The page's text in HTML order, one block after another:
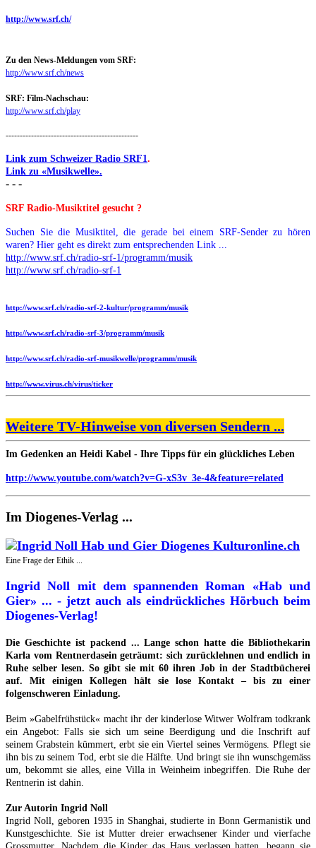
http://www.srf.ch/
Zu den News-Meldungen vom SRF:
http://www.srf.ch/news
SRF: Film-Nachschau:
http://www.srf.ch/play
-----------------------------------------------
Link zum Schweizer Radio SRF1.
Link zu «Musikwelle».
- - -
SRF Radio-Musiktitel gesucht ?
Suchen Sie die Musiktitel, die gerade bei einem SRF-Sender zu hören
waren? Hier geht es direkt zum entsprechenden Link ...
http://www.srf.ch/radio-srf-1/programm/musik
http://www.srf.ch/radio-srf-1
http://www.srf.ch/radio-srf-2-kultur/programm/musik
http://www.srf.ch/radio-srf-3/programm/musik
http://www.srf.ch/radio-srf-musikwelle/programm/musik
http://www.virus.ch/virus/ticker
Weitere TV-Hinweise von diversen Sendern ...
Im Gedenken an Heidi Kabel - Ihre Tipps für ein glückliches Leben
http://www.youtube.com/watch?v=G-xS3v_3e-4&feature=related
Im Diogenes-Verlag ...
Eine Frage der Ethik ...
Ingrid Noll mit dem spannenden Roman «Hab und
Gier» ... - jetzt auch als eindrückliches Hörbuch beim
Diogenes-Verlag!
Die Geschichte ist packend ... Lange schon hatte die Bibliothekarin
Karla vom Rentnerdasein geträumt: sich zurücklehnen und endlich in
Ruhe selber lesen. So gibt sie mit 60 ihren Job in der Stadtbücherei
auf. Mit einigen Kollegen hält sie lose Kontakt – bis zu einer
folgenschweren Einladung.
Beim »Gabelfrühstück« macht ihr der kinderlose Witwer Wolfram todkrank
ein Angebot: Falls sie sich um seine Beerdigung und die Inschrift auf
seinem Grabstein kümmert, erbt sie ein Viertel seines Vermögens. Pflegt sie
ihn bis zu seinem Tod, erbt sie die Hälfte. Und bringt sie ihn wunschgemäss
um, bekommt sie alles, eine Villa in Weinheim inbegriffen. Die Ruhe der
Rentnerin ist dahin.
Zur Autorin Ingrid Noll
Ingrid Noll, geboren 1935 in Shanghai, studierte in Bonn Germanistik und
Kunstgeschichte. Sie ist Mutter dreier erwachsener Kinder und vierfache